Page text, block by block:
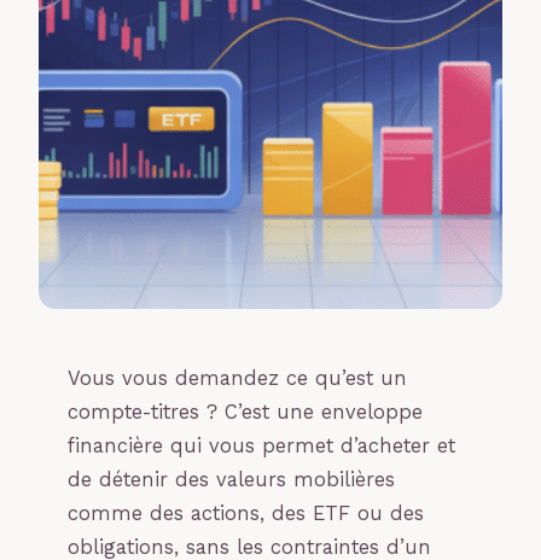
Vous vous demandez ce qu’est un
compte-titres ? C’est une enveloppe
financière qui vous permet d’acheter et
de détenir des valeurs mobilières
comme des actions, des ETF ou des
obligations, sans les contraintes d’un